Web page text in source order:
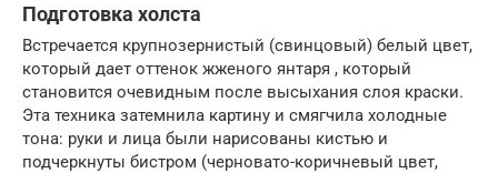
Подготовка холста
Встречается крупнозернистый (свинцовый) белый цвет,
который дает оттенок жженого янтаря , который
становится очевидным после высыхания слоя краски.
Эта техника затемнила картину и смягчила холодные
тона: руки и лица были нарисованы кистью и
подчеркнуты бистром (черновато-коричневый цвет,